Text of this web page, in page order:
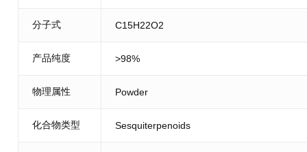
分子式 C15H22O2
产品纯度 >98%
物理属性 Powder
化合物类型 Sesquiterpenoids